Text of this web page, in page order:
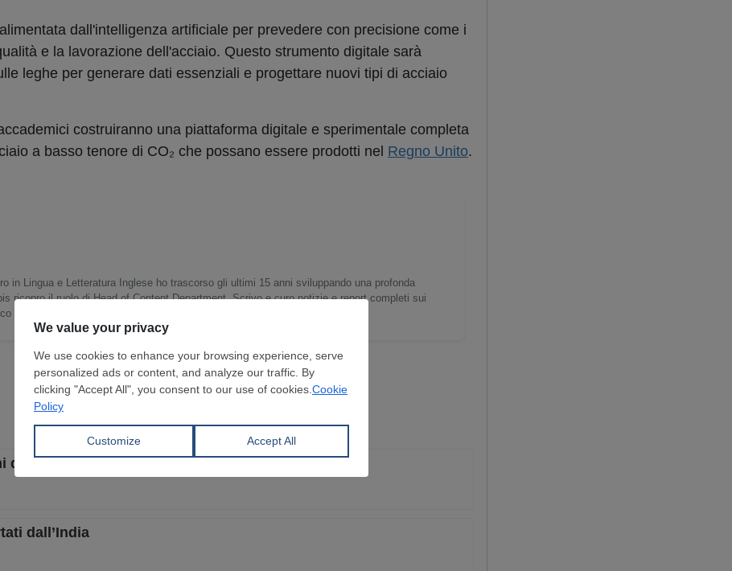
dall'intelligenza artificiale per prevedere con precisione come i
e la lavorazione dell'acciaio. Questo strumento digitale sarà
leghe per generare dati essenziali e progettare nuovi tipi di acciaio
costruiranno una piattaforma digitale e sperimentale completa
a basso tenore di CO₂ che possano essere prodotti nel Regno Unito.
in Lingua e Letteratura Inglese ho trascorso gli ultimi 15 anni sviluppando una profonda
ricopro il ruolo di Head of Content Department. Scrivo e curo notizie e report completi sui
e sulle dinamiche del mercato globale.
CO2 entro il 2050
dall’India